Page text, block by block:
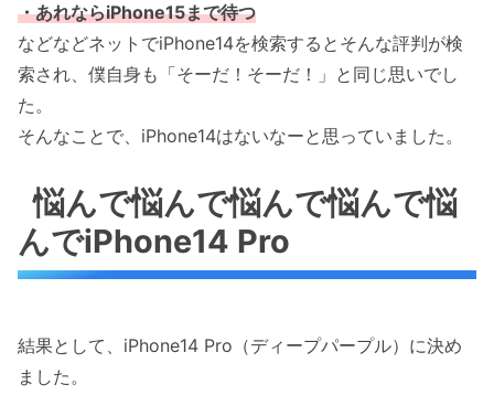
・あれならiPhone15まで待つ
などなどネットでiPhone14を検索するとそんな評判が検
索され、僕自身も「そーだ！そーだ！」と同じ思いでし
た。
そんなことで、iPhone14はないなーと思っていました。
悩んで悩んで悩んで悩んで悩
んでiPhone14 Pro
結果として、iPhone14 Pro（ディープパープル）に決め
ました。